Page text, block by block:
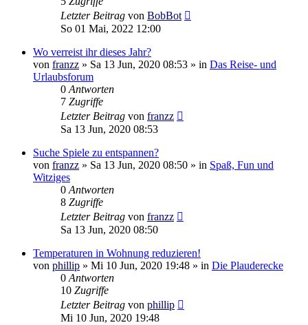
Letzter Beitrag von BobBot
So 01 Mai, 2022 12:00
Wo verreist ihr dieses Jahr?
von franzz » Sa 13 Jun, 2020 08:53 » in Das Reise- und
Urlaubsforum
0Antworten
7 Zugriffe
Letzter Beitrag von franzz
Sa 13 Jun, 2020 08:53
Suche Spiele zu entspannen?
von franzz » Sa 13 Jun, 2020 08:50 » in Spaß, Fun und
Witziges
0Antworten
8 Zugriffe
Letzter Beitrag von franzz
Sa 13 Jun, 2020 08:50
Temperaturen in Wohnung reduzieren!
von phillip » Mi 10 Jun, 2020 19:48 » in Die Plauderecke
0Antworten
10 Zugriffe
Letzter Beitrag von phillip
Mi 10 Jun, 2020 19:48